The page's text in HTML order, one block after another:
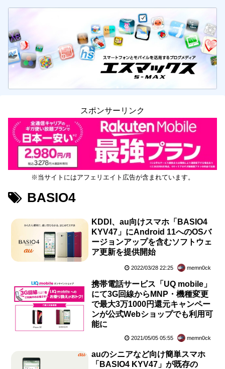
スポンサーリンク
※当サイトにはアフェリエイト広告が含まれています。
BASIO4
KDDI、au向けスマホ「BASIO4
KYV47」にAndroid 11へのOSバ
ージョンアップを含むソフトウェ
ア更新を提供開始
2022/03/28 22:25 memn0ck
携帯電話サービス「UQ mobile」
にて3G回線からMNP・機種変更
で最大3万1000円還元キャンペー
ンが公式Webショップでも利用可
能に
2021/05/05 05:55 memn0ck
auのシニアなど向け簡単スマホ
「BASIO4 KYV47」が既存の